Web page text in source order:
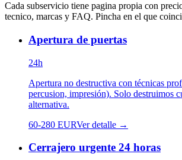
Cada subservicio tiene pagina propia con
tecnico, marcas y FAQ. Pincha en el que
Apertura de puertas
24h
Apertura no destructiva con técnicas
percusion, impresión). Solo destruimos
alternativa.
60-280 EURVer detalle →
Cerrajero urgente 24 horas